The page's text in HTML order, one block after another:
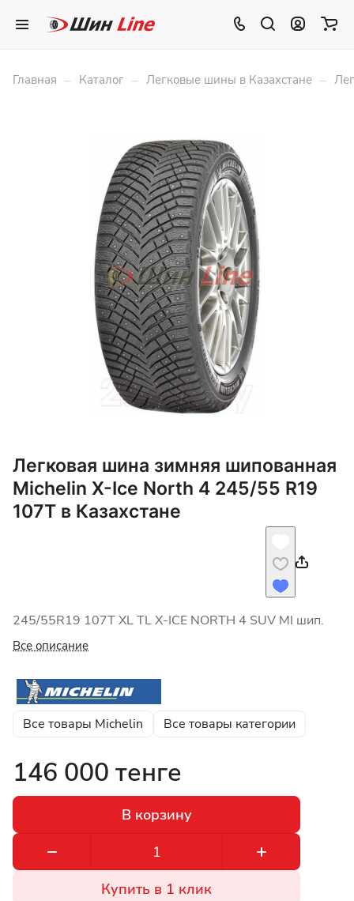
Главная – Каталог – Легковые шины в Казахстане –
Легковая шина зимняя шипованная
Michelin X-Ice North 4 245/55 R19
107T в Казахстане
245/55R19 107T XL TL X-ICE NORTH 4 SUV MI шип.
Все описание
Все товары Michelin Все товары категории
146 000 тенге
В корзину
Купить в 1 клик